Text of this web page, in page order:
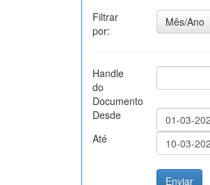
Filtrar
por:
Mês/Ano
Handle
do
Documento
Desde
Até